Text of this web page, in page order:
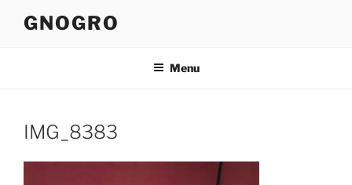
GNOGRO
Menu
IMG_8383